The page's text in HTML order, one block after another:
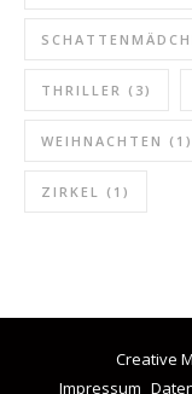
THRILLER (3)
WEIHNACHTEN (1)
ZIRKEL (1)
Creative
Impressum